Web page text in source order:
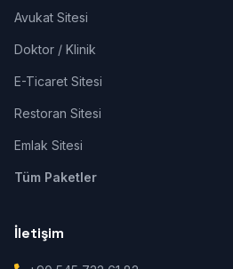
Avukat Sitesi
Doktor / Klinik
E-Ticaret Sitesi
Restoran Sitesi
Emlak Sitesi
Tüm Paketler
İletişim